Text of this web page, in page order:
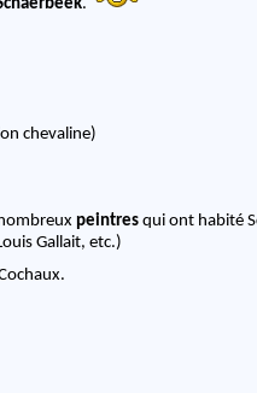
.
chevaline)
peintres qui ont habité
Gallait, etc.)